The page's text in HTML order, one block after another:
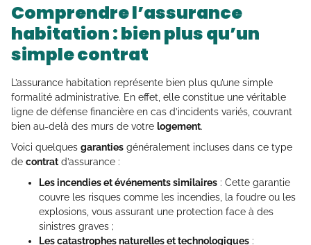
Comprendre l’assurance
habitation : bien plus qu’un
simple contrat
L’assurance habitation représente bien plus qu’une simple
formalité administrative. En effet, elle constitue une véritable
ligne de défense financière en cas d’incidents variés, couvrant
bien au-delà des murs de votre logement.
Voici quelques garanties généralement incluses dans ce type
de contratd’assurance :
Les incendies et événements similaires : Cette garantie
couvre les risques comme les incendies, la foudre ou les
explosions, vous assurant une protection face à des
sinistres graves ;
Les catastrophes naturelles et technologiques :